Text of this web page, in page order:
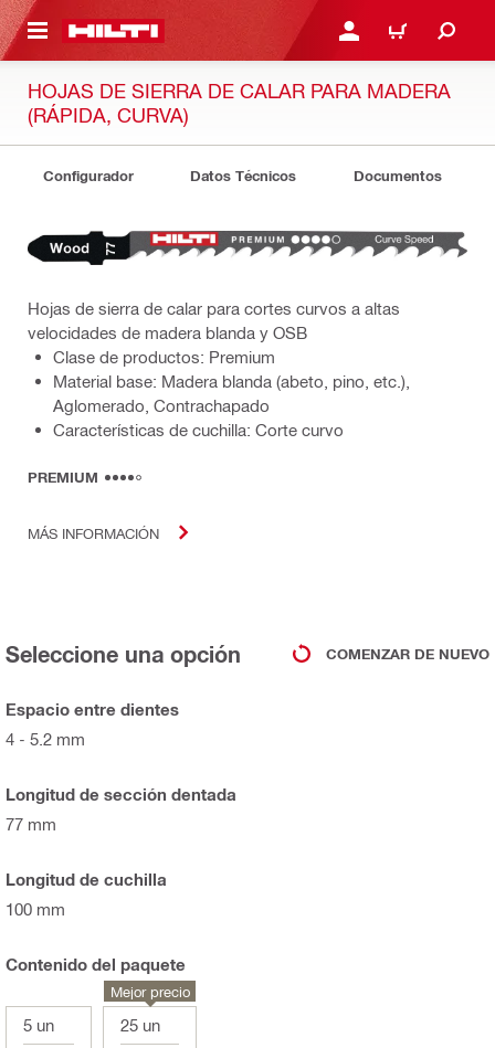
PRINCIPAL INICIE SESIÓN O
CARRITO
HOJAS DE SIERRA DE CALAR PARA MADERA
(RÁPIDA, CURVA)
Configurador Datos Técnicos Documentos
Hojas de sierra de calar para cortes curvos a altas
velocidades de madera blanda y OSB
Clase de productos: Premium
Material base: Madera blanda (abeto, pino, etc.),
Aglomerado, Contrachapado
Características de cuchilla: Corte curvo
PREMIUM
MÁS INFORMACIÓN
Seleccione una opción COMENZAR DE NUEVO
Espacio entre dientes
4 - 5.2 mm
Longitud de sección dentada
77 mm
Longitud de cuchilla
100 mm
Contenido del paquete
5 un 25 un
Mejor precio